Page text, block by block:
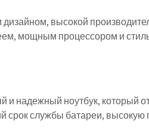
дизайном, высокой
мощным процессором и
и надежный ноутбук, который
срок службы батареи, высокую